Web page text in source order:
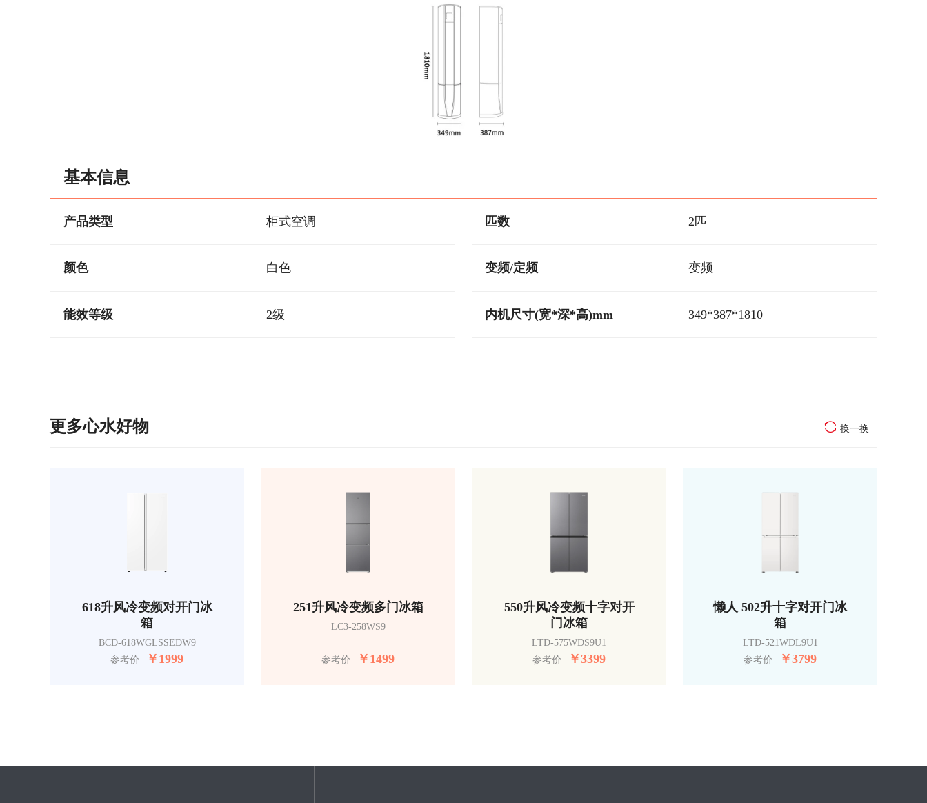
基本信息
产品类型 柜式空调 匹数 2匹
颜色 白色 变频/定频 变频
能效等级 2级 内机尺寸(宽*深*高)mm 349*387*1810
更多心水好物 换一换
618升风冷变频对开门冰
箱
BCD-618WGLSSEDW9
参考价
￥ 1999
251升风冷变频多门冰箱
LC3-258WS9
参考价 ￥ 1499
550升风冷变频十字对开
门冰箱
LTD-575WDS9U1
参考价
￥3399
懒人 502升十字对开门冰
箱
LTD-521WDL9U1
参考价
￥3799